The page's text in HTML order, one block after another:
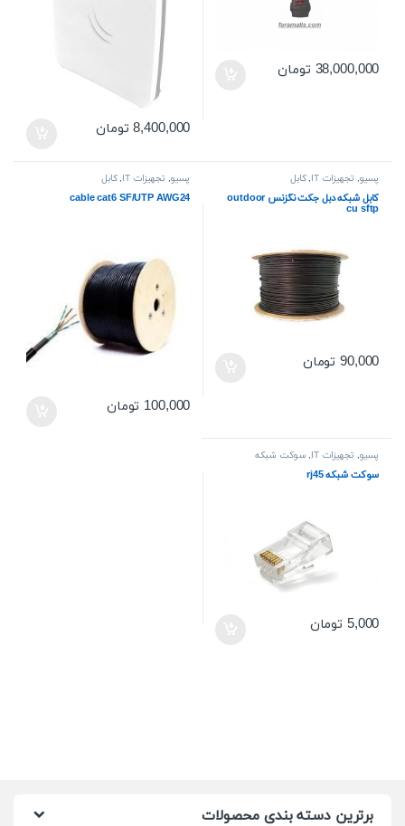
38,000,000 تومان
8,400,000 تومان
پسیو, تجهیزات IT ,کابل
کابل شبکه دبل جکت نگزنس outdoor
cu sftp
90,000 تومان
پسیو, تجهیزات IT ,کابل
cable cat6 SF/UTP AWG24
100,000 تومان
پسیو, تجهیزات IT , سوکت شبکه
سوکت شبکه rj45
5,000 تومان
برترین دسته بندی محصولات